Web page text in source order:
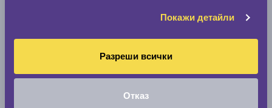
Покажи детайли
Разреши всички
Отказ